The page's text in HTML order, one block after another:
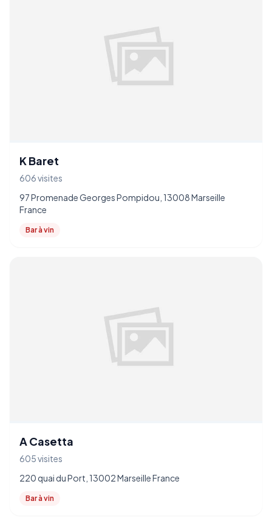
K Baret
606 visites
97 Promenade Georges Pompidou, 13008 Marseille
France
Bar à vin
A Casetta
605 visites
220 quai du Port, 13002 Marseille France
Bar à vin